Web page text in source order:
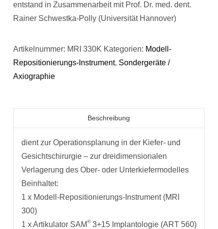
entstand in Zusammenarbeit mit Prof. Dr. med. dent.
Rainer Schwestka-Polly (Universität Hannover)
Artikelnummer: MRI 330K Kategorien: Modell-
Repositionierungs-Instrument, Sondergeräte /
Axiographie
Beschreibung
dient zur Operationsplanung in der Kiefer- und
Gesichtschirurgie – zur dreidimensionalen
Verlagerung des Ober- oder Unterkiefermodelles
Beinhaltet:
1 x Modell-Repositionierungs-Instrument (MRI
300)
1 x Artikulator SAM®3+15 Implantologie (ART 560)